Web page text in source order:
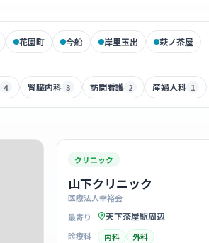
花園町 今船 岸里玉出
萩ノ茶屋
4 腎臓内科 3 訪問看護 2 産婦人科 1
クリニック
山下クリニック
医療法人幸裕会
最寄り
天下茶屋駅周辺
診療科 内科 外科